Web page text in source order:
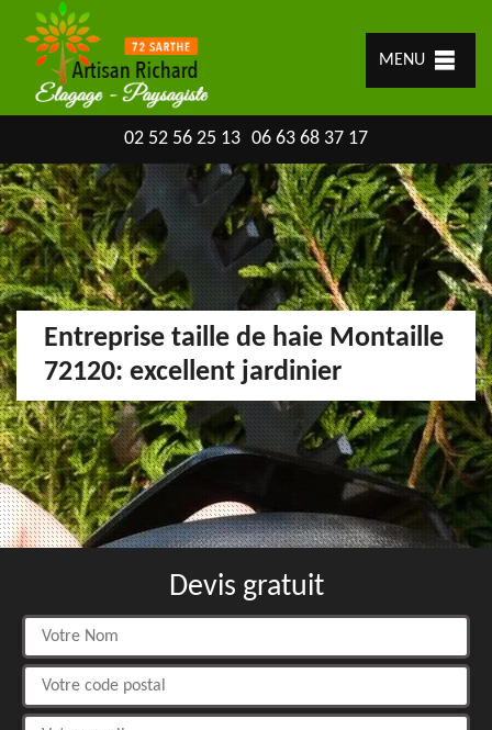
MENU
02 52 56 25 13 06 63 68 37 17
Entreprise taille de haie Montaille
72120: excellent jardinier
Devis gratuit